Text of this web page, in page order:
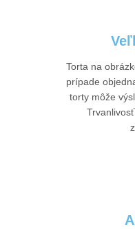
Torta na
prípade
torty môže